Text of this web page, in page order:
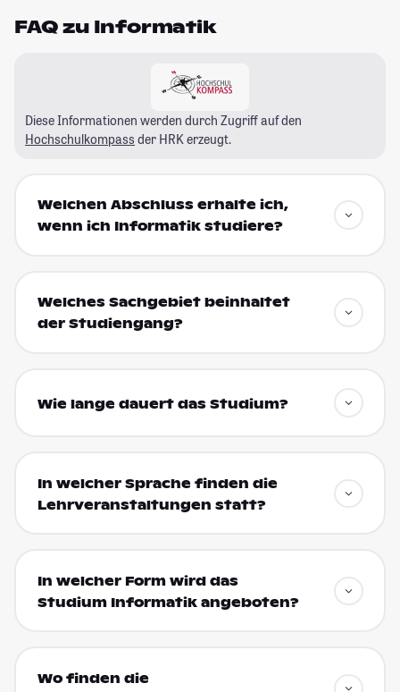
FAQ zu Informatik
Diese Informationen werden durch Zugriff auf den
Hochschulkompass der HRK erzeugt.
Welchen Abschluss erhalte ich,
wenn ich Informatik studiere?
Welches Sachgebiet beinhaltet
der Studiengang?
Wie lange dauert das Studium?
In welcher Sprache finden die
Lehrveranstaltungen statt?
In welcher Form wird das
Studium Informatik angeboten?
Wo finden die